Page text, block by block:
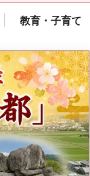
教育・子育て
県広報誌「県民だよ
2026年8月号